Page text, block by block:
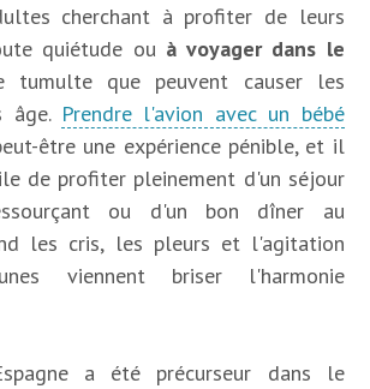
cherchant à profiter de leurs
quiétude ou à voyager dans le
tumulte que peuvent causer les
âge. Prendre l'avion avec un bébé
être une expérience pénible, et il
de profiter pleinement d'un séjour
ou d'un bon dîner au
les cris, les pleurs et l'agitation
viennent briser l'harmonie
a été précurseur dans le